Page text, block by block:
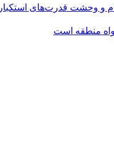
و وحشت قدرت‌های
منطقه است